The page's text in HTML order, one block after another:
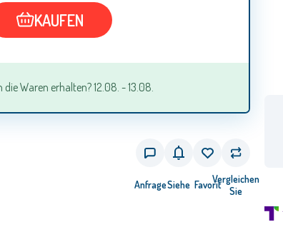
KAUFEN
Waren erhalten? 12.08. - 13.08.
AnfrageSiehe FavoritVergleichen
Sie